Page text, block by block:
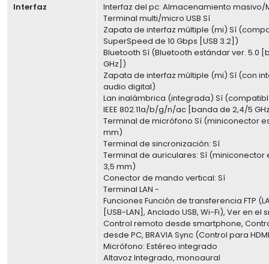
Interfaz
Interfaz del pc: Almacenamiento masivo/
Terminal multi/micro USB Sí
Zapata de interfaz múltiple (mi) Sí
SuperSpeed de 10 Gbps [USB 3.2])
Bluetooth Sí (Bluetooth estándar ver. 5.0
GHz])
Zapata de interfaz múltiple (mi) Sí (con
audio digital)
Lan inalámbrica (integrada) Sí
IEEE 802.11a/b/g/n/ac [banda de 2,4/5
Terminal de micrófono Sí (miniconector
mm)
Terminal de sincronización: Sí
Terminal de auriculares: Sí (miniconector
3,5 mm)
Conector de mando vertical: Sí
Terminal LAN -
Funciones Función de transferencia FTP
[USB-LAN], Anclado USB, Wi-Fi), Ver en el
Control remoto desde smartphone,
desde PC, BRAVIA Sync (Control para
Micrófono: Estéreo integrado
Altavoz Integrado, monoaural